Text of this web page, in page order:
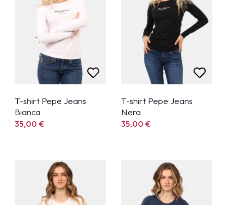
T-shirt Pepe Jeans
Bianca
35,00€
T-shirt Pepe Jeans
Nera
35,00€